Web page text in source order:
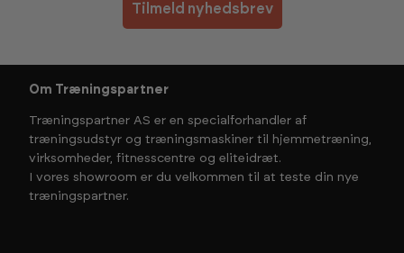
Tilmeld nyhedsbrev
Om Træningspartner
Træningspartner AS er en specialforhandler af
træningsudstyr og træningsmaskiner til hjemmetræning,
virksomheder, fitnesscentre og eliteidræt.
I vores showroom er du velkommen til at teste din nye
træningspartner.